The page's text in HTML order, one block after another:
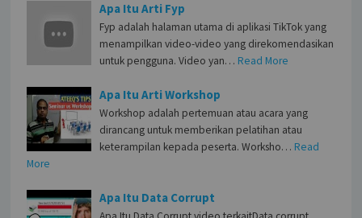
Apa Itu Arti Fyp
Fyp adalah halaman utama di aplikasi TikTok yang
menampilkan video-video yang direkomendasikan
untuk pengguna. Video yan… Read More
Apa Itu Arti Workshop
Workshop adalah pertemuan atau acara yang
dirancang untuk memberikan pelatihan atau
keterampilan kepada peserta. Worksho… Read
More
Apa Itu Data Corrupt